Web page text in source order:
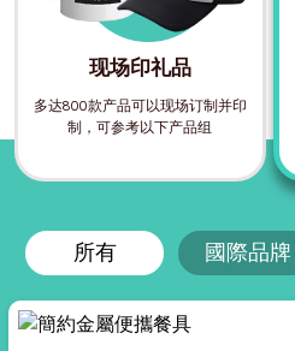
现场印礼品
多达800款产品可以现场订制并印
制，可参考以下产品组
所有 國際品牌